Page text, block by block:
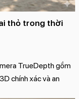
thỏ trong thời
TrueDepth gồm
chính xác và an